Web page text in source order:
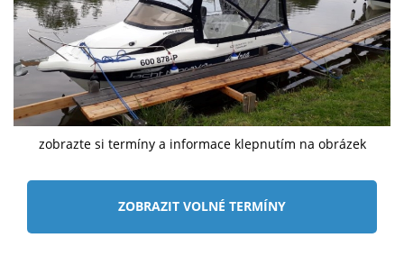
zobrazte si termíny a informace klepnutím na obrázek
ZOBRAZIT VOLNÉ TERMÍNY